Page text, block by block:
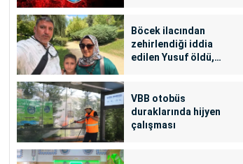
Böcek ilacından
zehirlendiği iddia
edilen Yusuf öldü,
VBB otobüs
duraklarında hijyen
çalışması